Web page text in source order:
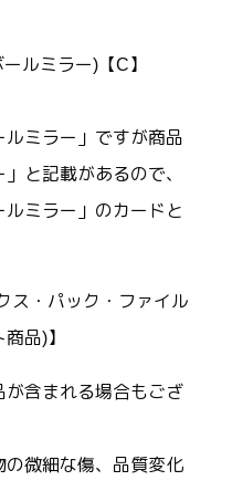
ルミラー)【C】
ミラー」ですが商品
と記載があるので、
ミラー」のカードと
ス・パック・ファイル
品)】
が含まれる場合もござ
微細な傷、品質変化